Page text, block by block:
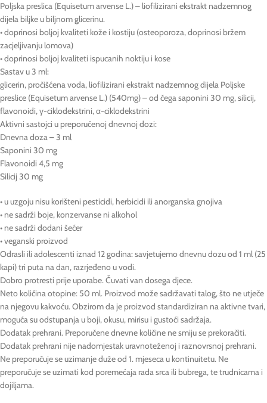
Poljska preslica (Equisetum arvense L.) – liofilizirani ekstrakt nadzemnog
dijela biljke u biljnom glicerinu.
• doprinosi boljoj kvaliteti kože i kostiju (osteoporoza, doprinosi bržem
zacjeljivanju lomova)
• doprinosi boljoj kvaliteti ispucanih noktiju i kose
Sastav u 3 ml:
glicerin, pročišćena voda, liofilizirani ekstrakt nadzemnog dijela Poljske
preslice (Equisetum arvense L.) (540mg) – od čega saponini 30 mg, silicij,
flavonoidi, γ-ciklodekstrini, α-ciklodekstrini
Aktivni sastojci u preporučenoj dnevnoj dozi:
Dnevna doza – 3 ml
Saponini 30 mg
Flavonoidi 4,5 mg
Silicij 30 mg
• u uzgoju nisu korišteni pesticidi, herbicidi ili anorganska gnojiva
• ne sadrži boje, konzervanse ni alkohol
• ne sadrži dodani šećer
• veganski proizvod
Odrasli ili adolescenti iznad 12 godina: savjetujemo dnevnu dozu od 1 ml (25
kapi) tri puta na dan, razrjeđeno u vodi.
Dobro protresti prije uporabe. Čuvati van dosega djece.
Neto količina otopine: 50 ml. Proizvod može sadržavati talog, što ne utječe
na njegovu kakvoću. Obzirom da je proizvod standardiziran na aktivne tvari,
moguća su odstupanja u boji, okusu, mirisu i gustoći sadržaja.
Dodatak prehrani. Preporučene dnevne količine ne smiju se prekoračiti.
Dodatak prehrani nije nadomjestak uravnoteženoj i raznovrsnoj prehrani.
Ne preporučuje se uzimanje duže od 1. mjeseca u kontinuitetu. Ne
preporučuje se uzimati kod poremećaja rada srca ili bubrega, te trudnicama i
dojiljama.